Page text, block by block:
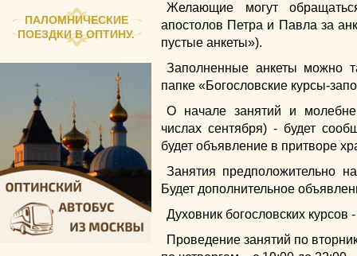
ПАЛОМНИЧЕСКИЕ
ПОЕЗДКИ В ОПТИНУ.
Желающие могут
апостолов Петра и Павла за
пустые анкеты»).
Заполненные анкеты можно
папке «Богословские курсы-
О начале занятий и
числах сентября) - будет
будет объявление в притворе
Занятия предположительно
Будет дополнительное
Духовник богословских
Проведение занятий по